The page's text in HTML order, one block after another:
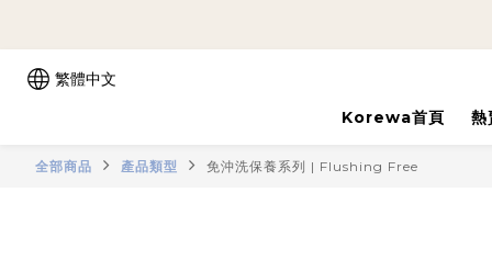
繁體中文
Korewa首頁
熱
全部商品 產品類型 免沖洗保養系列 | Flushing Free